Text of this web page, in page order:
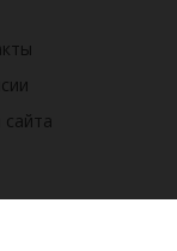
сайта